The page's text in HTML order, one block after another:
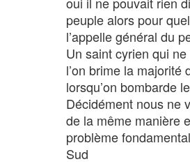
peuple alors pour
l’appelle général du
Un saint cyrien qui
l’on brime la majorité
lorsqu’on bombarde
Décidément nous ne
de la même manière
problème
Sud